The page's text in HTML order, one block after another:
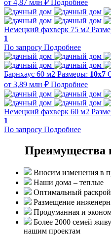
от 4,87 млн ₽ Подробнее
Немецкий фахверк 75 м2
1
По запросу Подробнее
Барнхаус 60 м2 Размеры: 10х7
от 3,89 млн ₽ Подробнее
Немецкий фахверк 60 м2
1
По запросу Подробнее
Преимущества
Вносим изменения в
Наши дома – теплые
Оптимальный
Размещение
Продуманная и
Более 2000 семей
нашим проектам